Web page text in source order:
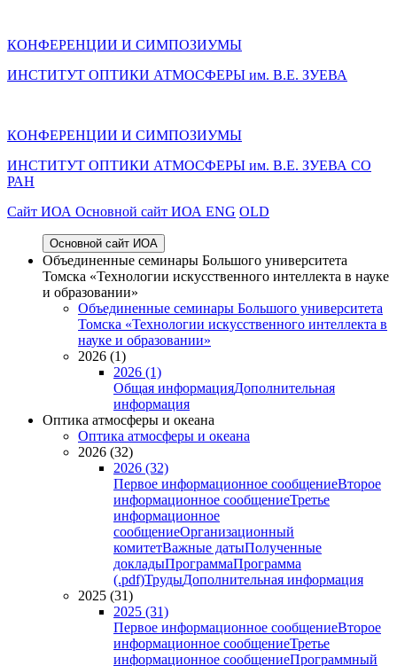
КОНФЕРЕНЦИИ И СИМПОЗИУМЫ
ИНСТИТУТ ОПТИКИ АТМОСФЕРЫ им. В.Е. ЗУЕВА
КОНФЕРЕНЦИИ И СИМПОЗИУМЫ
ИНСТИТУТ ОПТИКИ АТМОСФЕРЫ им. В.Е. ЗУЕВА СО
РАН
Cайт ИОА Основной сайт ИОА ENG OLD
Основной сайт ИОА
Объединенные семинары Большого университета
Томска «Технологии искусственного интеллекта в науке
и образовании»
Объединенные семинары Большого университета
Томска «Технологии искусственного интеллекта в
науке и образовании»
2026 (1)
2026 (1)
Общая информацияДополнительная
информация
Оптика атмосферы и океана
Оптика атмосферы и океана
2026 (32)
2026 (32)
Первое информационное сообщениеВторое
информационное сообщениеТретье
информационное
сообщениеОрганизационный
комитетВажные датыПолученные
докладыПрограммаПрограмма
(.pdf)ТрудыДополнительная информация
2025 (31)
2025 (31)
Первое информационное сообщениеВторое
информационное сообщениеТретье
информационное сообщениеПрограммный